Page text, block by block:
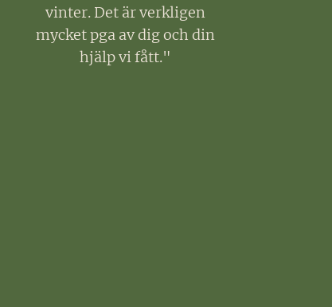
vinter. Det är verkligen
mycket pga av dig och din
hjälp vi fått."